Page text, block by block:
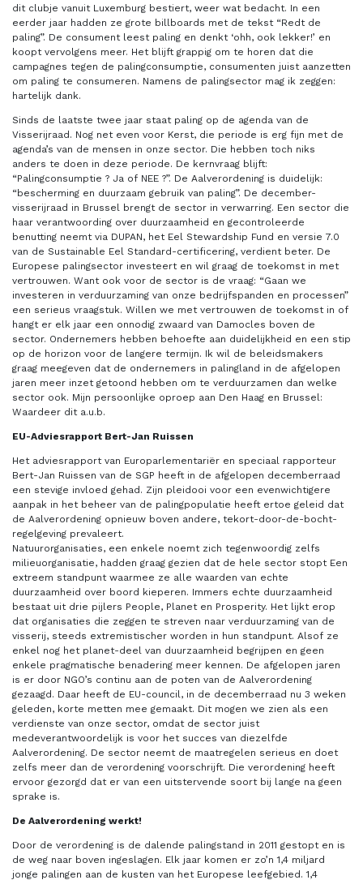
dit clubje vanuit Luxemburg bestiert, weer wat bedacht. In een
eerder jaar hadden ze grote billboards met de tekst “Redt de
paling”. De consument leest paling en denkt ‘ohh, ook lekker!’ en
koopt vervolgens meer. Het blijft grappig om te horen dat die
campagnes tegen de palingconsumptie, consumenten juist aanzetten
om paling te consumeren. Namens de palingsector mag ik zeggen:
hartelijk dank.
Sinds de laatste twee jaar staat paling op de agenda van de
Visserijraad. Nog net even voor Kerst, die periode is erg fijn met de
agenda’s van de mensen in onze sector. Die hebben toch niks
anders te doen in deze periode. De kernvraag blijft:
“Palingconsumptie ? Ja of NEE ?”. De Aalverordening is duidelijk:
“bescherming en duurzaam gebruik van paling”. De december-
visserijraad in Brussel brengt de sector in verwarring. Een sector die
haar verantwoording over duurzaamheid en gecontroleerde
benutting neemt via DUPAN, het Eel Stewardship Fund en versie 7.0
van de Sustainable Eel Standard-certificering, verdient beter. De
Europese palingsector investeert en wil graag de toekomst in met
vertrouwen. Want ook voor de sector is de vraag: “Gaan we
investeren in verduurzaming van onze bedrijfspanden en processen”
een serieus vraagstuk. Willen we met vertrouwen de toekomst in of
hangt er elk jaar een onnodig zwaard van Damocles boven de
sector. Ondernemers hebben behoefte aan duidelijkheid en een stip
op de horizon voor de langere termijn. Ik wil de beleidsmakers
graag meegeven dat de ondernemers in palingland in de afgelopen
jaren meer inzet getoond hebben om te verduurzamen dan welke
sector ook. Mijn persoonlijke oproep aan Den Haag en Brussel:
Waardeer dit a.u.b.
EU-Adviesrapport Bert-Jan Ruissen
Het adviesrapport van Europarlementariër en speciaal rapporteur
Bert-Jan Ruissen van de SGP heeft in de afgelopen decemberraad
een stevige invloed gehad. Zijn pleidooi voor een evenwichtigere
aanpak in het beheer van de palingpopulatie heeft ertoe geleid dat
de Aalverordening opnieuw boven andere, tekort-door-de-bocht-
regelgeving prevaleert.
Natuurorganisaties, een enkele noemt zich tegenwoordig zelfs
milieuorganisatie, hadden graag gezien dat de hele sector stopt Een
extreem standpunt waarmee ze alle waarden van echte
duurzaamheid over boord kieperen. Immers echte duurzaamheid
bestaat uit drie pijlers People, Planet en Prosperity. Het lijkt erop
dat organisaties die zeggen te streven naar verduurzaming van de
visserij, steeds extremistischer worden in hun standpunt. Alsof ze
enkel nog het planet-deel van duurzaamheid begrijpen en geen
enkele pragmatische benadering meer kennen. De afgelopen jaren
is er door NGO’s continu aan de poten van de Aalverordening
gezaagd. Daar heeft de EU-council, in de decemberraad nu 3 weken
geleden, korte metten mee gemaakt. Dit mogen we zien als een
verdienste van onze sector, omdat de sector juist
medeverantwoordelijk is voor het succes van diezelfde
Aalverordening. De sector neemt de maatregelen serieus en doet
zelfs meer dan de verordening voorschrijft. Die verordening heeft
ervoor gezorgd dat er van een uitstervende soort bij lange na geen
sprake is.
De Aalverordening werkt!
Door de verordening is de dalende palingstand in 2011 gestopt en is
de weg naar boven ingeslagen. Elk jaar komen er zo’n 1,4 miljard
jonge palingen aan de kusten van het Europese leefgebied. 1,4